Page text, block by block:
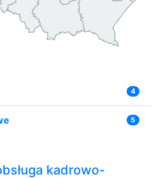
4
5
kadrowo-